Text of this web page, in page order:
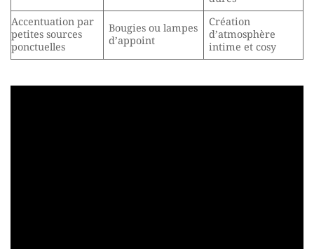
Accentuation par
petites sources
ponctuelles
Bougies ou lampes
d’appoint
Création
d’atmosphère
intime et cosy